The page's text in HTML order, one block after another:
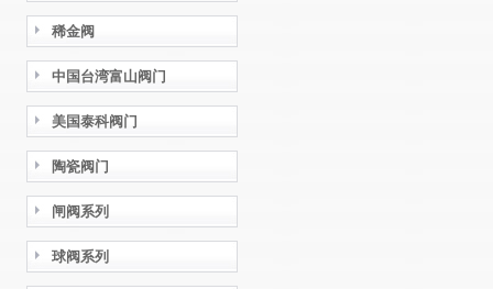
稀金阀
中国台湾富山阀门
美国泰科阀门
陶瓷阀门
闸阀系列
球阀系列